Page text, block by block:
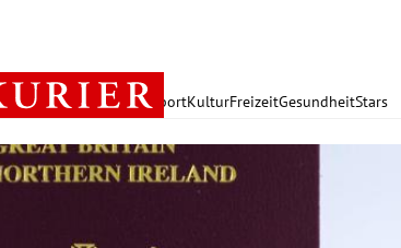
PolitikWirtschaft SportKulturFreizeitGesundheitStars